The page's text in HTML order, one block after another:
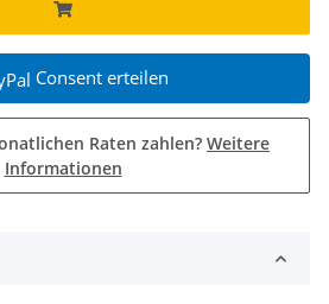
Consent erteilen
Raten zahlen? Weitere
Informationen